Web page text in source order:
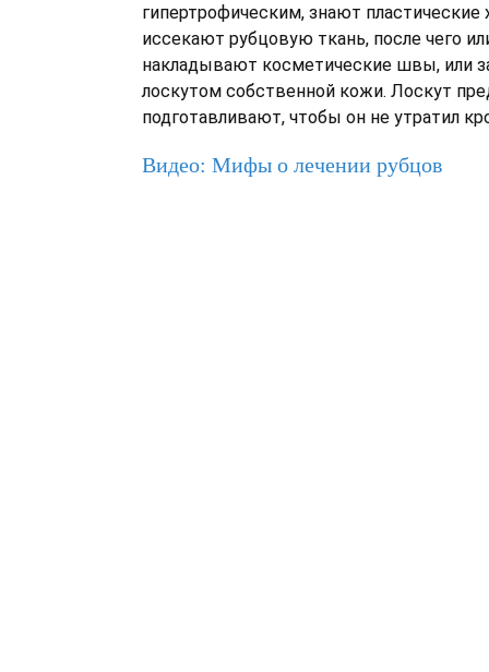
гипертрофическим, знают пластические
иссекают рубцовую ткань, после чего
накладывают косметические швы, или
лоскутом собственной кожи. Лоскут
подготавливают, чтобы он не утратил
Видео: Мифы о лечении рубцов